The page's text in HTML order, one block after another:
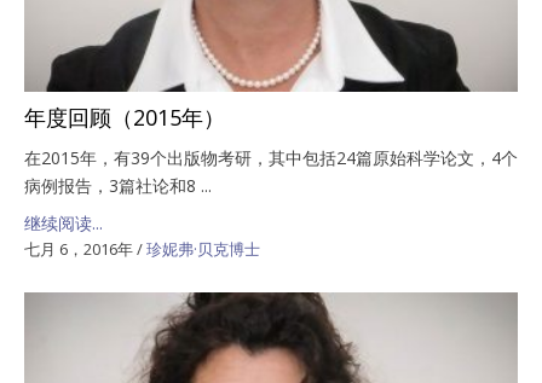
年度回顾（2015年）
在2015年，有39个出版物考研，其中包括24篇原始科学论文，4个
病例报告，3篇社论和8 ...
继续阅读...
七月 6，2016年/珍妮弗·贝克博士